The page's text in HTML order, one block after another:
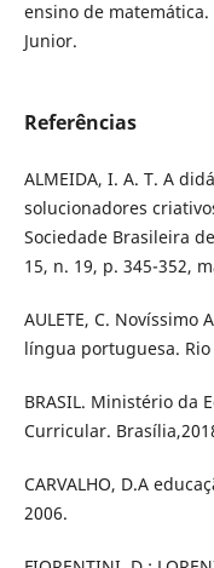
ensino de matemática.
Junior.
Referências
ALMEIDA, I. A. T. A
solucionadores
Sociedade Brasileira
15, n. 19, p. 345-352,
AULETE, C.
língua portuguesa. Rio
BRASIL. Ministério da
Curricular.
CARVALHO, D.A
2006.